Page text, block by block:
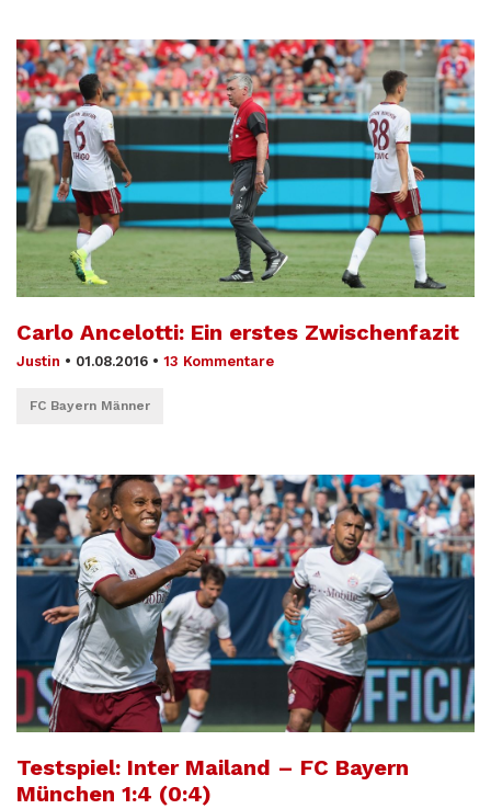
Carlo Ancelotti: Ein erstes Zwischenfazit
Justin • 01.08.2016 • 13 Kommentare
FC Bayern Männer
Testspiel: Inter Mailand – FC Bayern
München 1:4 (0:4)